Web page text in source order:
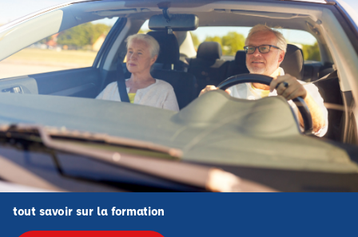
tout savoir sur la formation